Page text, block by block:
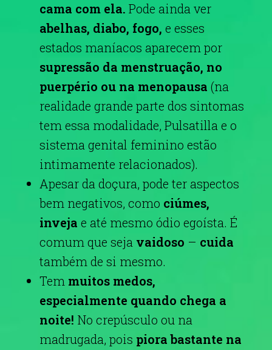
cama com ela. Pode ainda ver
abelhas, diabo, fogo, e esses
estados maníacos aparecem por
supressão da menstruação, no
puerpério ou na menopausa (na
realidade grande parte dos sintomas
tem essa modalidade, Pulsatilla e o
sistema genital feminino estão
intimamente relacionados).
Apesar da doçura, pode ter aspectos
bem negativos, como ciúmes,
inveja e até mesmo ódio egoísta. É
comum que seja vaidoso – cuida
também de si mesmo.
Tem muitos medos,
especialmente quando chega a
noite! No crepúsculo ou na
madrugada, pois piora bastante na